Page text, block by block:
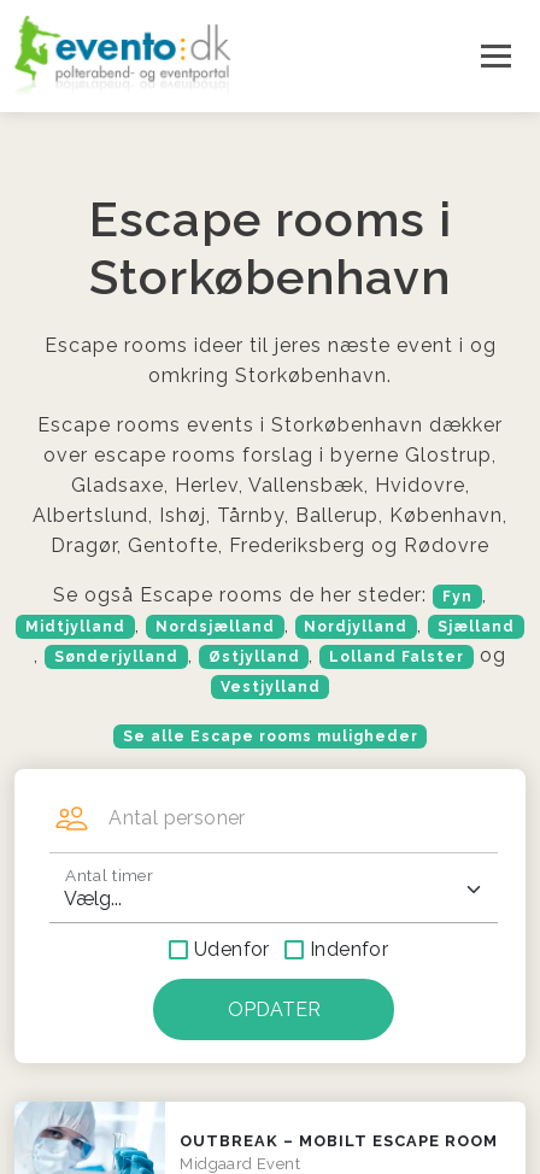
Escape rooms i
Storkøbenhavn
Escape rooms ideer til jeres næste event i og
omkring Storkøbenhavn.
Escape rooms events i Storkøbenhavn dækker
over escape rooms forslag i byerne Glostrup,
Gladsaxe, Herlev, Vallensbæk, Hvidovre,
Albertslund, Ishøj, Tårnby, Ballerup, København,
Dragør, Gentofte, Frederiksberg og Rødovre
Se også Escape rooms de her steder: Fyn ,
Midtjylland , Nordsjælland , Nordjylland , Sjælland
, Sønderjylland , Østjylland , Lolland Falster og
Vestjylland
Se alle Escape rooms muligheder
Antal personer
Antal timer
Udenfor Indenfor
OUTBREAK – MOBILT ESCAPE ROOM
Midgaard Event